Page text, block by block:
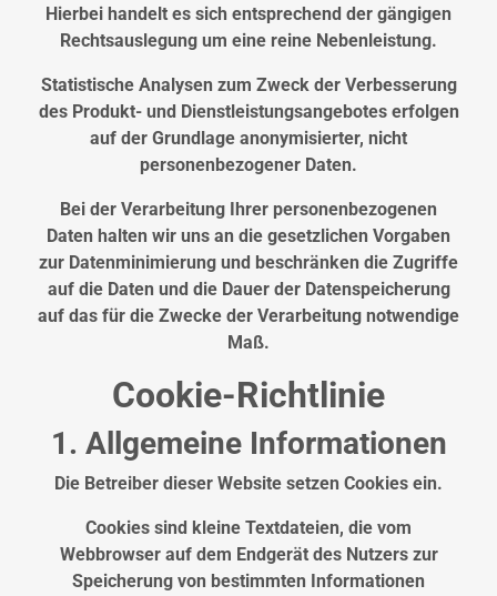
Hierbei handelt es sich entsprechend der gängigen
Rechtsauslegung um eine reine Nebenleistung.
Statistische Analysen zum Zweck der Verbesserung
des Produkt- und Dienstleistungsangebotes erfolgen
auf der Grundlage anonymisierter, nicht
personenbezogener Daten.
Bei der Verarbeitung Ihrer personenbezogenen
Daten halten wir uns an die gesetzlichen Vorgaben
zur Datenminimierung und beschränken die Zugriffe
auf die Daten und die Dauer der Datenspeicherung
auf das für die Zwecke der Verarbeitung notwendige
Maß.
Cookie-Richtlinie
1. Allgemeine Informationen
Die Betreiber dieser Website setzen Cookies ein.
Cookies sind kleine Textdateien, die vom
Webbrowser auf dem Endgerät des Nutzers zur
Speicherung von bestimmten Informationen